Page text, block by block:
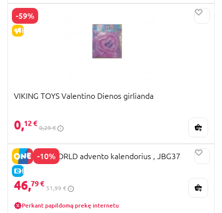
-59%
IŠPARDAVIMAS
VIKING TOYS Valentino Dienos girlianda
0,12 €
0,29 €
-10%
E-KAINA
JURASSIC WORLD advento kalendorius , JBG37
46,79 €
51,99 €
Perkant papildomą prekę internetu